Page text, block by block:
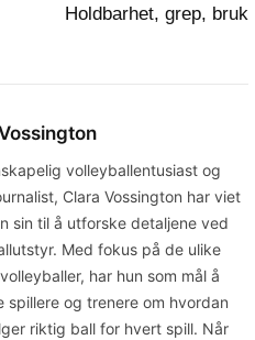
Holdbarhet, grep, bruk
volleyballentusiast og
Clara Vossington har viet
sin til å utforske detaljene ved
Med fokus på de ulike
har hun som mål å
spillere og trenere om hvordan
riktig ball for hvert spill. Når